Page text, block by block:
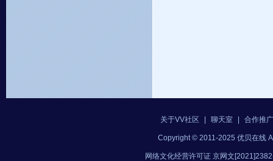
关于VV社区 聊天室 合作推广
Copyright © 2011-2025 优贝在线
网络文化经营许可证 京网文